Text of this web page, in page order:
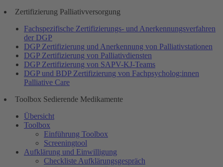
Zertifizierung Palliativversorgung
Fachspezifische Zertifizierungs- und Anerkennungsverfahren
der DGP
DGP Zertifizierung und Anerkennung von Palliativstationen
DGP Zertifizierung von Palliativdiensten
DGP Zertifizierung von SAPV-KJ-Teams
DGP und BDP Zertifizierung von Fachpsycholog:innen
Palliative Care
Toolbox Sedierende Medikamente
Übersicht
Toolbox
Einführung Toolbox
Screeningtool
Aufklärung und Einwilligung
Checkliste Aufklärungsgespräch